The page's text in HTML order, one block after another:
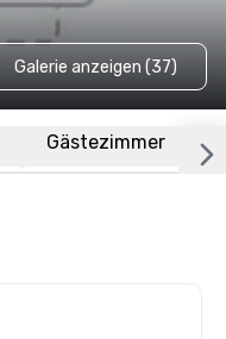
Galerie anzeigen (37)
Gästezimmer